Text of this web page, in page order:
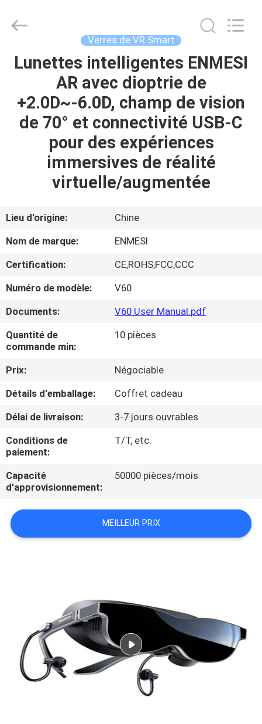
MAISON
PRODUITS
SUJET
VISITE
CONTRÔLE
DE
QUALITÉ
NOUVELLES
DEMANDEZ
CITATION
SHOPPING
ONLINE
POLITIQUE
CONFIDENTIALITÉ
Intelligence
Technology
Reserved.
Verres de VR Smart
Lunettes intelligentes ENMESI
AR avec dioptrie de
+2.0D~-6.0D, champ de vision
de 70° et connectivité USB-C
pour des expériences
immersives de réalité
virtuelle/augmentée
Lieu d'origine:
Chine
Nom de marque:
ENMESI
Certification:
CE,ROHS,FCC,CCC
Numéro de modèle:
V60
Documents:
V60 User Manual.pdf
Quantité de
commande min:
10 pièces
Prix:
Négociable
Détails d'emballage:
Coffret cadeau
Délai de livraison:
3-7 jours ouvrables
Conditions de
paiement:
T/T, etc.
Capacité
d'approvisionnement:
50000 pièces/mois
MEILLEUR PRIX